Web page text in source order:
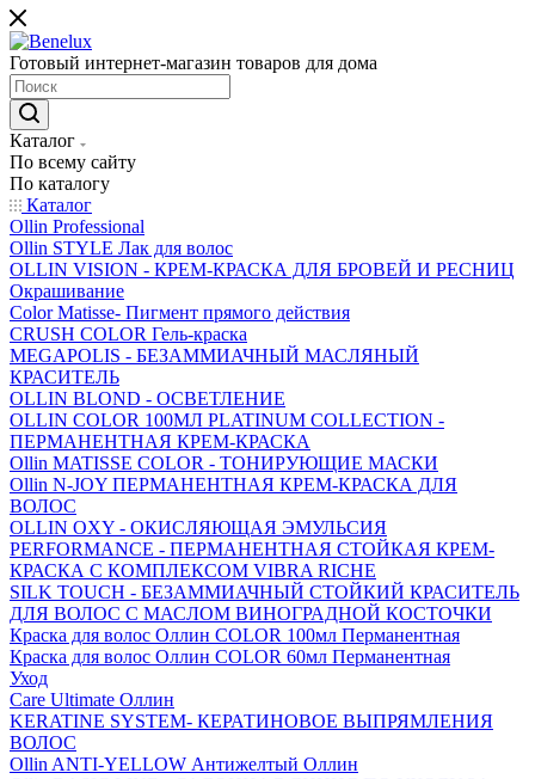
Готовый интернет-магазин товаров для дома
Каталог
По всему сайту
По каталогу
Каталог
Ollin Professional
Ollin STYLE Лак для волос
OLLIN VISION - КРЕМ-КРАСКА ДЛЯ БРОВЕЙ И РЕСНИЦ
Окрашивание
Color Matisse- Пигмент прямого действия
CRUSH COLOR Гель-краска
MEGAPOLIS - БЕЗАММИАЧНЫЙ МАСЛЯНЫЙ
КРАСИТЕЛЬ
OLLIN BLOND - ОСВЕТЛЕНИЕ
OLLIN COLOR 100МЛ PLATINUM COLLECTION -
ПЕРМАНЕНТНАЯ КРЕМ-КРАСКА
Ollin MATISSE COLOR - ТОНИРУЮЩИЕ МАСКИ
Ollin N-JOY ПЕРМАНЕНТНАЯ КРЕМ-КРАСКА ДЛЯ
ВОЛОС
OLLIN OXY - ОКИСЛЯЮЩАЯ ЭМУЛЬСИЯ
PERFORMANCE - ПЕРМАНЕНТНАЯ СТОЙКАЯ КРЕМ-
КРАСКА С КОМПЛЕКСОМ VIBRA RICHE
SILK TOUCH - БЕЗАММИАЧНЫЙ СТОЙКИЙ КРАСИТЕЛЬ
ДЛЯ ВОЛОС С МАСЛОМ ВИНОГРАДНОЙ КОСТОЧКИ
Краска для волос Оллин COLOR 100мл Перманентная
Краска для волос Оллин COLOR 60мл Перманентная
Уход
Care Ultimate Оллин
KERATINE SYSTEM- КЕРАТИНОВОЕ ВЫПРЯМЛЕНИЯ
ВОЛОС
Ollin ANTI-YELLOW Антижелтый Оллин